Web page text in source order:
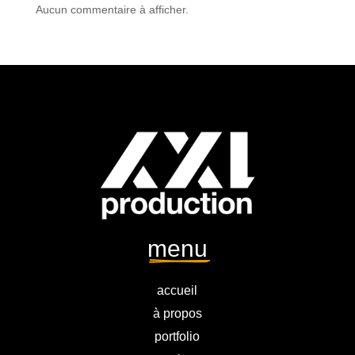
Aucun commentaire à afficher.
menu
accueil
à propos
portfolio